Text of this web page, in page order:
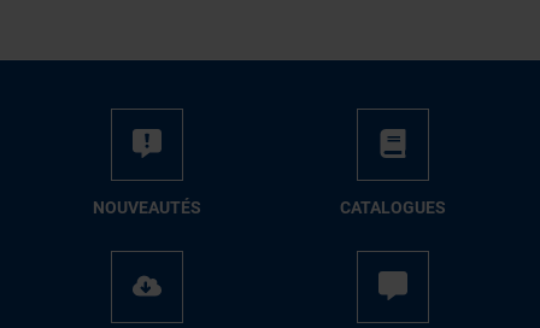
NOUVEAUTÉS CATALOGUES